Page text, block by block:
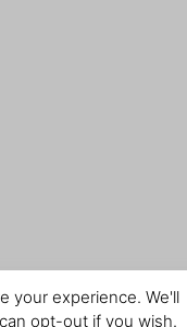
your experience. We'll
opt-out if you wish.